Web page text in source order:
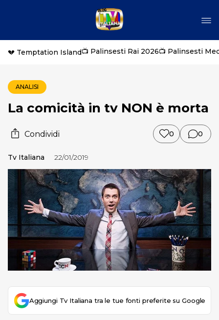
💔 Temptation Island📺 Palinsesti Rai 2026📺 Palinsesti
ANALISI
La comicità in tv NON è morta
Condividi 0 0
Tv Italiana 22/01/2019
Aggiungi Tv Italiana tra le tue fonti preferite su Google